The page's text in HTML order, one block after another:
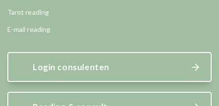
Tarot reading
E-mail reading
Login consulenten